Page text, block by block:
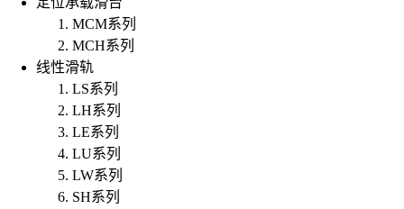
MCM系列
MCH系列
线性滑轨
LS系列
LH系列
LE系列
LU系列
LW系列
SH系列